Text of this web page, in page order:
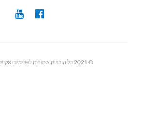
© 2021 כל הזכויות שמורות לפרימיום אקווטיקס בע"מ.